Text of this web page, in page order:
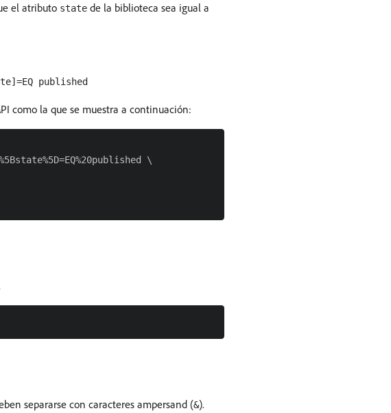
el atributo state de la biblioteca sea igual a
published
como la que se muestra a continuación:
\
separarse con caracteres ampersand (&).